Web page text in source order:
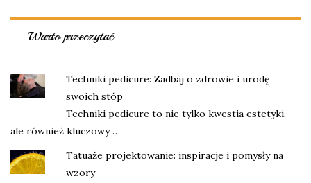
Warto przeczytać
Techniki pedicure: Zadbaj o zdrowie i urodę
swoich stóp
Techniki pedicure to nie tylko kwestia estetyki,
ale również kluczowy …
Tatuaże projektowanie: inspiracje i pomysły na
wzory